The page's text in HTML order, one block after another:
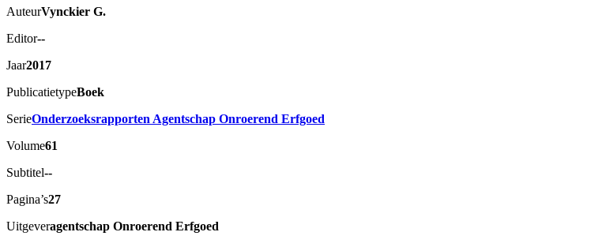
AuteurVynckier G.
Editor--
Jaar2017
PublicatietypeBoek
SerieOnderzoeksrapporten Agentschap Onroerend Erfgoed
Volume61
Subtitel--
Pagina’s27
Uitgeveragentschap Onroerend Erfgoed